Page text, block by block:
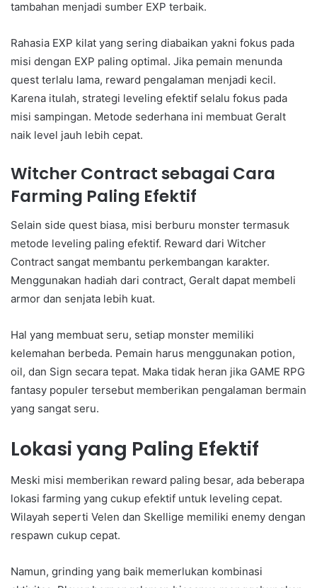
tambahan menjadi sumber EXP terbaik.
Rahasia EXP kilat yang sering diabaikan yakni fokus pada
misi dengan EXP paling optimal. Jika pemain menunda
quest terlalu lama, reward pengalaman menjadi kecil.
Karena itulah, strategi leveling efektif selalu fokus pada
misi sampingan. Metode sederhana ini membuat Geralt
naik level jauh lebih cepat.
Witcher Contract sebagai Cara
Farming Paling Efektif
Selain side quest biasa, misi berburu monster termasuk
metode leveling paling efektif. Reward dari Witcher
Contract sangat membantu perkembangan karakter.
Menggunakan hadiah dari contract, Geralt dapat membeli
armor dan senjata lebih kuat.
Hal yang membuat seru, setiap monster memiliki
kelemahan berbeda. Pemain harus menggunakan potion,
oil, dan Sign secara tepat. Maka tidak heran jika GAME RPG
fantasy populer tersebut memberikan pengalaman bermain
yang sangat seru.
Lokasi yang Paling Efektif
Meski misi memberikan reward paling besar, ada beberapa
lokasi farming yang cukup efektif untuk leveling cepat.
Wilayah seperti Velen dan Skellige memiliki enemy dengan
respawn cukup cepat.
Namun, grinding yang baik memerlukan kombinasi